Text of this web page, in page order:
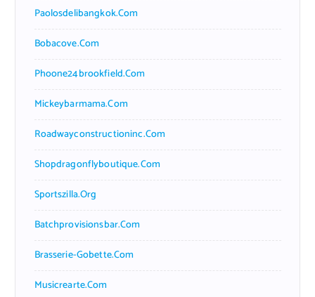
Paolosdelibangkok.com
Bobacove.com
Phoone24brookfield.com
Mickeybarmama.com
Roadwayconstructioninc.com
Shopdragonflyboutique.com
Sportszilla.org
Batchprovisionsbar.com
Brasserie-Gobette.com
Musicrearte.com